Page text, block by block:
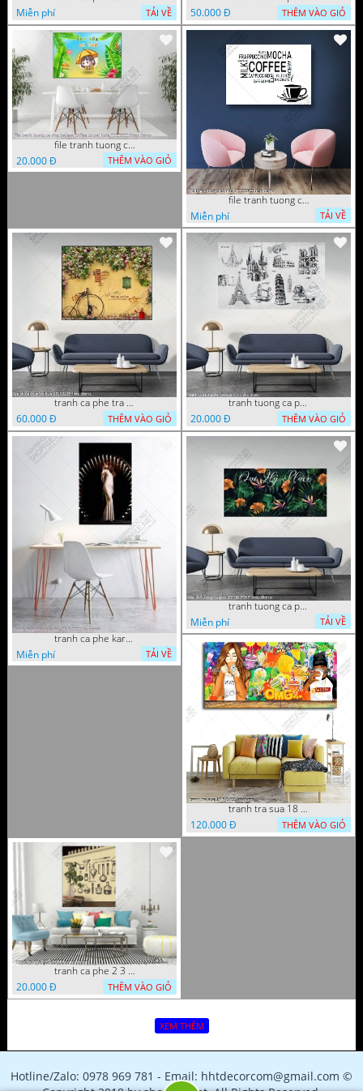
Miễn phí
TẢI VỀ
50.000 Đ
THÊM VÀO GIỎ
file tranh tuong ca phe tra sua coffee co gai kute 7122022 thien
20.000 Đ
THÊM VÀO GIỎ
file tranh tuong ca phe 17122022 tien
Miễn phí
TẢI VỀ
tranh ca phe tra sua 07112022 hieu
60.000 Đ
THÊM VÀO GIỎ
tranh tuong ca phe tra sua 10 10 phu
20.000 Đ
THÊM VÀO GIỎ
tranh ca phe karaoke ca si dep 26 9 2022 ho
Miễn phí
TẢI VỀ
tranh tuong ca phe 22 08 2022 hieu
Miễn phí
TẢI VỀ
tranh tra sua 18 8 2022 ho
120.000 Đ
THÊM VÀO GIỎ
tranh ca phe 2 3 8 2022 quyen
20.000 Đ
THÊM VÀO GIỎ
XEM THÊM
Hotline/Zalo: 0978 969 781 - Email: hhtdecorcom@gmail.com ©